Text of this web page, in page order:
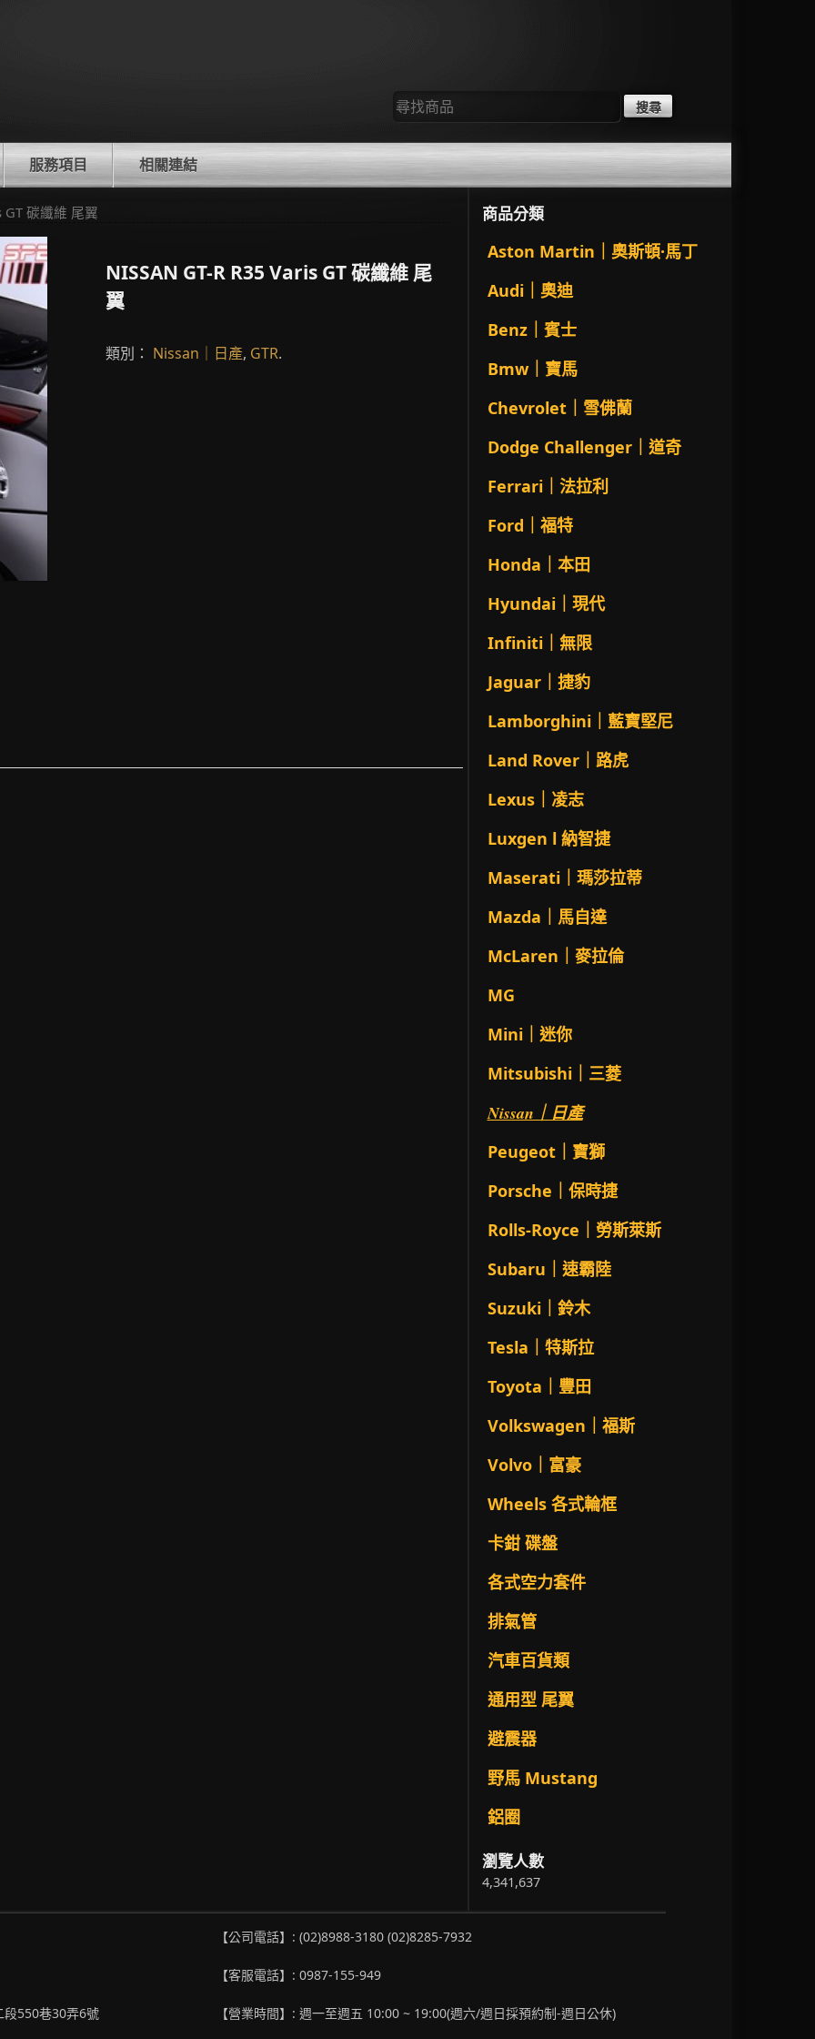
尋
找：
服務項目 相關連結
GT 碳纖維 尾翼
NISSAN GT-R R35 Varis GT 碳纖維 尾
翼
類別： Nissan｜日產, GTR.
商品分類
Aston Martin｜奧斯頓·馬丁
Audi｜奧迪
Benz｜賓士
Bmw｜寶馬
Chevrolet｜雪佛蘭
Dodge Challenger｜道奇
Ferrari｜法拉利
Ford｜福特
Honda｜本田
Hyundai｜現代
Infiniti｜無限
Jaguar｜捷豹
Lamborghini｜藍寶堅尼
Land Rover｜路虎
Lexus｜凌志
Luxgen l 納智捷
Maserati｜瑪莎拉蒂
Mazda｜馬自達
McLaren｜麥拉倫
MG
Mini｜迷你
Mitsubishi｜三菱
Nissan｜日產
Peugeot｜寶獅
Porsche｜保時捷
Rolls-Royce｜勞斯萊斯
Subaru｜速霸陸
Suzuki｜鈴木
Tesla｜特斯拉
Toyota｜豐田
Volkswagen｜福斯
Volvo｜富豪
Wheels 各式輪框
卡鉗 碟盤
各式空力套件
排氣管
汽車百貨類
通用型 尾翼
避震器
野馬 Mustang
鋁圈
瀏覽人數
4,341,637
段550巷30弄6號
【公司電話】: (02)8988-3180 (02)8285-7932
【客服電話】: 0987-155-949
【營業時間】: 週一至週五 10:00 ~ 19:00(週六/週日採預約制-週日公休)